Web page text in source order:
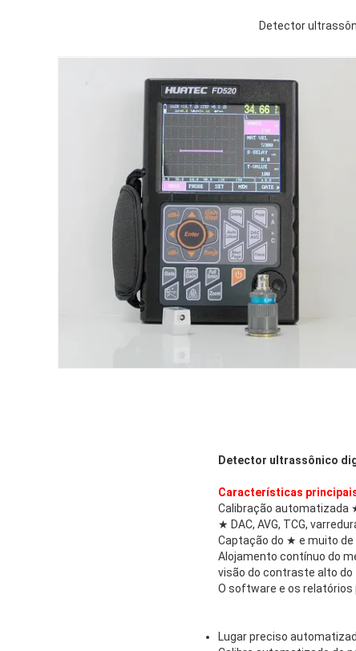
Detector
Detector ultrassônico
Características
Calibração automatizada
★ DAC, AVG, TCG,
Captação do ★ e muito de
Alojamento contínuo do
visão do contraste alto
O software e os relatórios
Lugar preciso